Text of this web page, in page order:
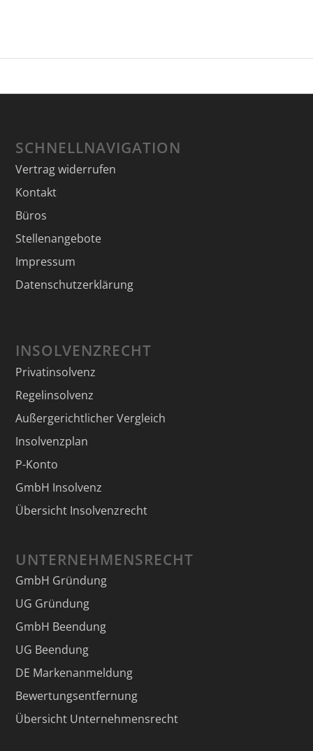
SCHNELLNAVIGATION
Vertrag widerrufen
Kontakt
Büros
Stellenangebote
Impressum
Datenschutzerklärung
INSOLVENZRECHT
Privatinsolvenz
Regelinsolvenz
Außergerichtlicher Vergleich
Insolvenzplan
P-Konto
GmbH Insolvenz
Übersicht Insolvenzrecht
UNTERNEHMENSRECHT
GmbH Gründung
UG Gründung
GmbH Beendung
UG Beendung
DE Markenanmeldung
Bewertungsentfernung
Übersicht Unternehmensrecht